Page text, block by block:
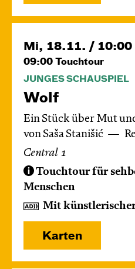
Mi, 18.11. / 10:00
09:00 Touchtour
JUNGES SCHAUSPIEL
Wolf
Ein Stück über Mut
von Saša Stanišić
Central 1
Touchtour für
Menschen
Mit
Karten